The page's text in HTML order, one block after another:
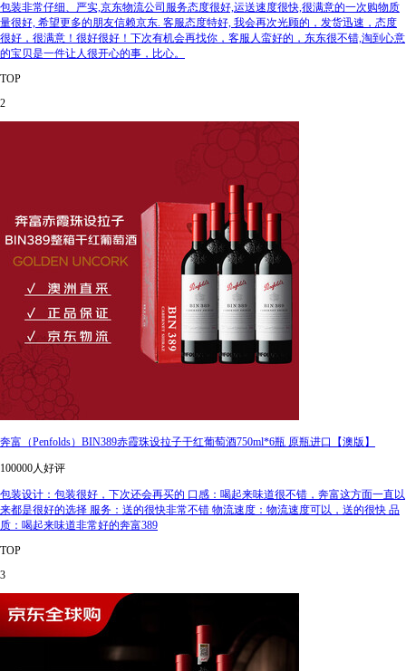
包装非常仔细、严实,京东物流公司服务态度很好,运送速度很快,很满意的一次购物质
量很好, 希望更多的朋友信赖京东. 客服态度特好, 我会再次光顾的，发货迅速，态度
很好，很满意！很好很好！下次有机会再找你，客服人蛮好的，东东很不错,淘到心意
的宝贝是一件让人很开心的事，比心。
TOP
2
奔富（Penfolds）BIN389赤霞珠设拉子干红葡萄酒750ml*6瓶 原瓶进口【澳版】
100000人好评
包装设计：包装很好，下次还会再买的 口感：喝起来味道很不错，奔富这方面一直以
来都是很好的选择 服务：送的很快非常不错 物流速度：物流速度可以，送的很快 品
质：喝起来味道非常好的奔富389
TOP
3